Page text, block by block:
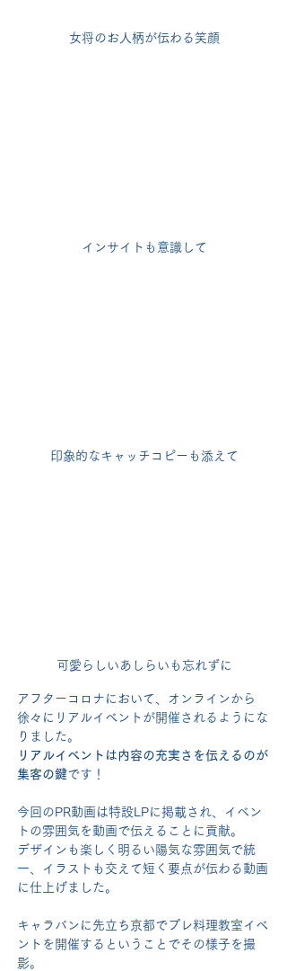
女将のお人柄が伝わる笑顔
インサイトも意識して
印象的なキャッチコピーも添えて
可愛らしいあしらいも忘れずに
アフターコロナにおいて、オンラインから
徐々にリアルイベントが開催されるようにな
りました。
リアルイベントは内容の充実さを伝えるのが
集客の鍵です！
今回のPR動画は特設LPに掲載され、イベン
トの雰囲気を動画で伝えることに貢献。
デザインも楽しく明るい陽気な雰囲気で統
一、イラストも交えて短く要点が伝わる動画
に仕上げました。
キャラバンに先立ち京都でプレ料理教室イベ
ントを開催するということでその様子を撮
影。